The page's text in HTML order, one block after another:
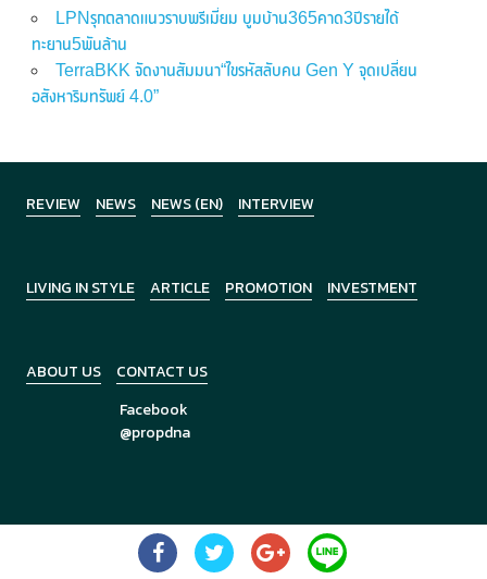
LPNรุกตลาดแนวราบพรีเมี่ยม บูมบ้าน365คาด3ปีรายได้
ทะยาน5พันล้าน
TerraBKK จัดงานสัมมนา“ไขรหัสลับคน Gen Y จุดเปลี่ยน
อสังหาริมทรัพย์ 4.0”
REVIEW NEWS NEWS (EN) INTERVIEW
LIVING IN STYLE ARTICLE PROMOTION INVESTMENT
ABOUT US
CONTACT US
Facebook
@propdna
Copyright © 2026PropDNAAll Rights Reserved.